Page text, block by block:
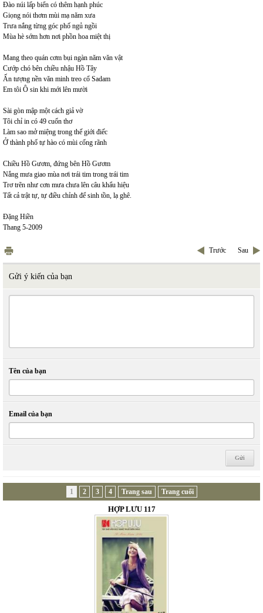
Đào núi lấp biển có thêm hạnh phúc
Giọng nói thơm mùi mạ năm xưa
Trưa nắng từng góc phố ngủ ngồi
Mùa hè sớm hơn nơi phồn hoa miệt thị
Mang theo quán cơm bụi ngàn năm văn vật
Cướp chó bên chiều nhậu Hồ Tây
Ấn tượng nền văn minh treo cổ Sadam
Em tôi Ô sin khi mới lên mười
Sài gòn mập một cách giả vờ
Tôi chỉ in có 49 cuốn thơ
Làm sao mở miệng trong thế giới điếc
Ở thành phố tự hào có mùi cống rãnh
Chiều Hồ Gươm, đứng bên Hồ Gươm
Nắng mưa giao mùa nơi trái tim trong trái tim
Trơ trẽn như cơn mưa chưa lên câu khẩu hiệu
Tất cả trật tự, tự điều chỉnh để sinh tồn, lạ ghê.
Đặng Hiền
Thang 5-2009
Trước Sau
Gửi ý kiến của bạn
Tên của bạn
Email của bạn
1 2 3 4 Trang sau Trang cuối
HỢP LƯU 117